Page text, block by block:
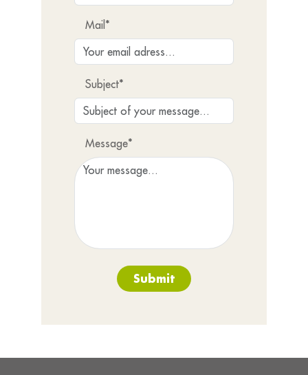
Mail*
Subject*
Message*
Submit